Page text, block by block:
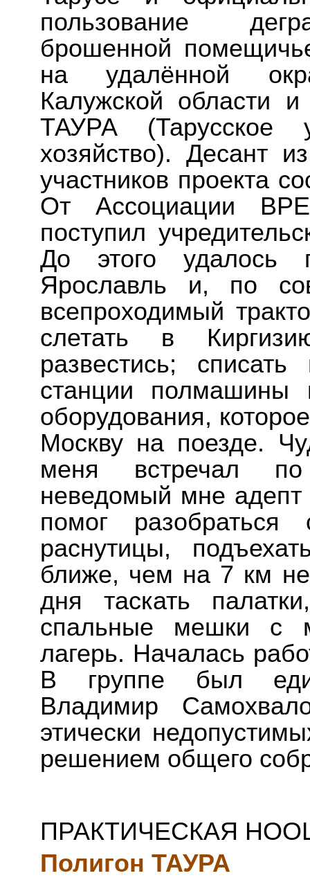
пользование
брошенной
на удалённой
Калужской области
ТАУРА (Тарусское
хозяйство). Десант
участников проекта
От Ассоциации
поступил
До этого удалось
Ярославль и, по
всепроходимый
слетать в
развестись;
станции полмашины
оборудования,
Москву на поезде.
меня встречал по
неведомый мне адепт
помог
раснутицы,
ближе, чем на 7 км
дня таскать
спальные мешки с
лагерь. Началась
В группе был
Владимир
этически
решением общего
ПРАКТИЧЕСКАЯ
Полигон ТАУРА